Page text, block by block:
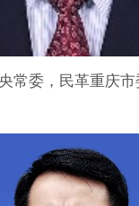
常委，民革重庆